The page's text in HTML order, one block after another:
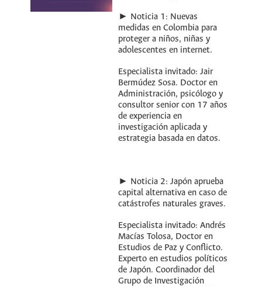
► Noticia 1: Nuevas
medidas en Colombia para
proteger a niños, niñas y
adolescentes en internet.
Especialista invitado: Jair
Bermúdez Sosa. Doctor en
Administración, psicólogo y
consultor senior con 17 años
de experiencia en
investigación aplicada y
estrategia basada en datos.
► Noticia 2: Japón aprueba
capital alternativa en caso de
catástrofes naturales graves.
Especialista invitado: Andrés
Macías Tolosa, Doctor en
Estudios de Paz y Conflicto.
Experto en estudios políticos
de Japón. Coordinador del
Grupo de Investigación